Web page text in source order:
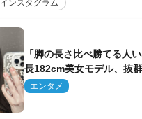
インスタグラム
「脚の長さ比べ勝てる人
長182cm美女モデル、抜
にネット衝撃
エンタメ